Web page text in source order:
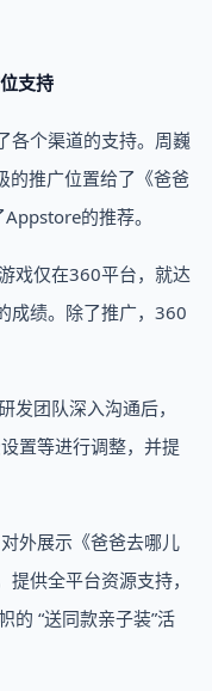
支持
各个渠道的支持。周巍
的推广位置给了《爸爸
的推荐。
戏仅在360平台，就达
成绩。除了推广，360
团队深入沟通后，
置等进行调整，并提
外展示《爸爸去哪儿
供全平台资源支持，
的 “送同款亲子装”活